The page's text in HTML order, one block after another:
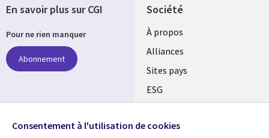
Société
À propos
Alliances
Sites pays
ESG
Fusions
En savoir plus sur CGI
Pour ne rien manquer
Abonnement
Suivez-nous
Consentement à l'utilisation de cookies